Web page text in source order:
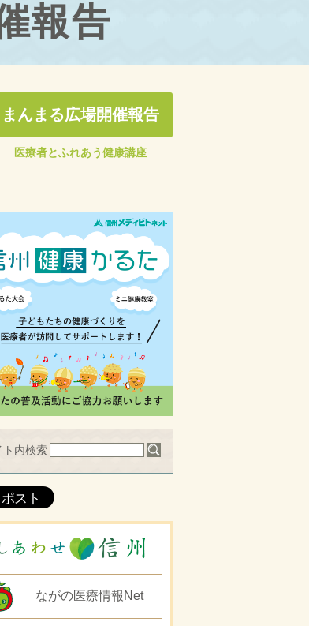
報告
まんまる広場開催報告
医療者とふれあう健康講座
ト内検索
ながの医療情報Net